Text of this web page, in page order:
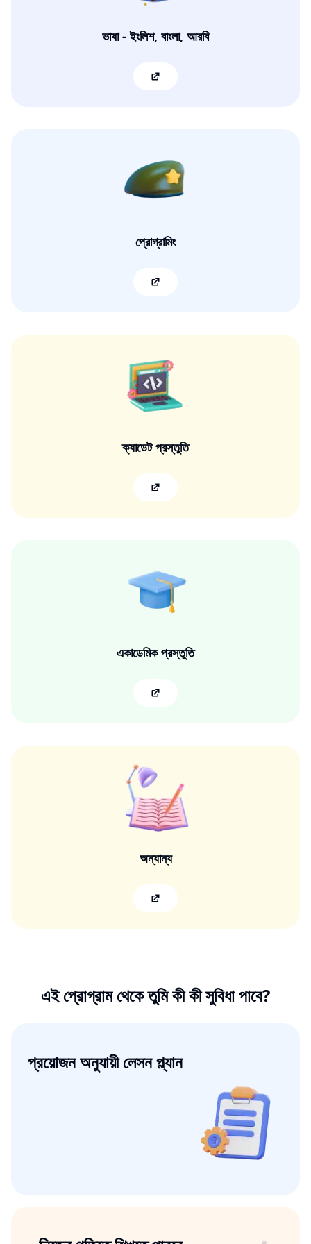
ভাষা - ইংলিশ, বাংলা, আরবি
প্রোগ্রামিং
ক্যাডেট প্রস্তুতি
একাডেমিক প্রস্তুতি
অন্যান্য
এই প্রোগ্রাম থেকে তুমি কী কী সুবিধা পাবে?
প্রয়োজন অনুযায়ী লেসন প্ল্যান